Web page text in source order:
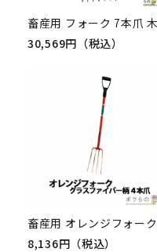
30,569円（税込）
8,136円（税込）